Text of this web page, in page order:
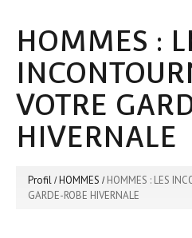
HOMMES :
VOTRE
HIVERNALE
Profil HOMMES
HOMMES : LES
GARDE-ROBE HIVERNALE